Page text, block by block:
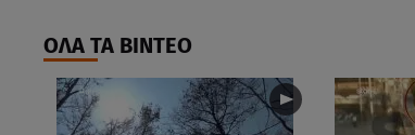
ΟΛΑ ΤΑ ΒΙΝΤΕΟ